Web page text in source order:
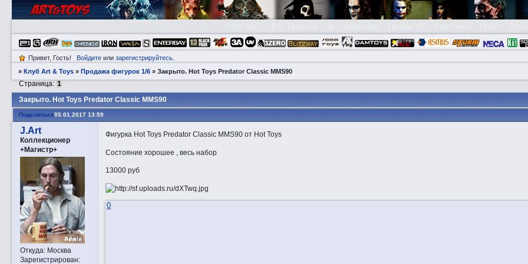
Привет, Гость! Войдитеили зарегистрируйтесь.
»Клуб Art & Toys »Продажа фигурок 1/6 »Закрытo. Hot Toys Predator Classic MMS90
Закрытo. Hot Toys Predator Classic MMS90
Страница: 1
Поделиться05.01.2017 13:59
J.Art
Коллекционер
+Магистр+
Откуда:Москва
Зарегистрирован:
Фигурка Hot Toys Predator Classic MMS90 от Hot Toys
Состояние хорошее , весь набор
13000 руб
0